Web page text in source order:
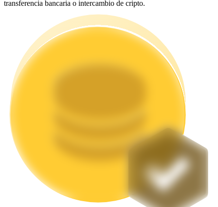
Alta rentabilidad y acceso instantáneo
transferencia bancaria o intercambio de cripto.